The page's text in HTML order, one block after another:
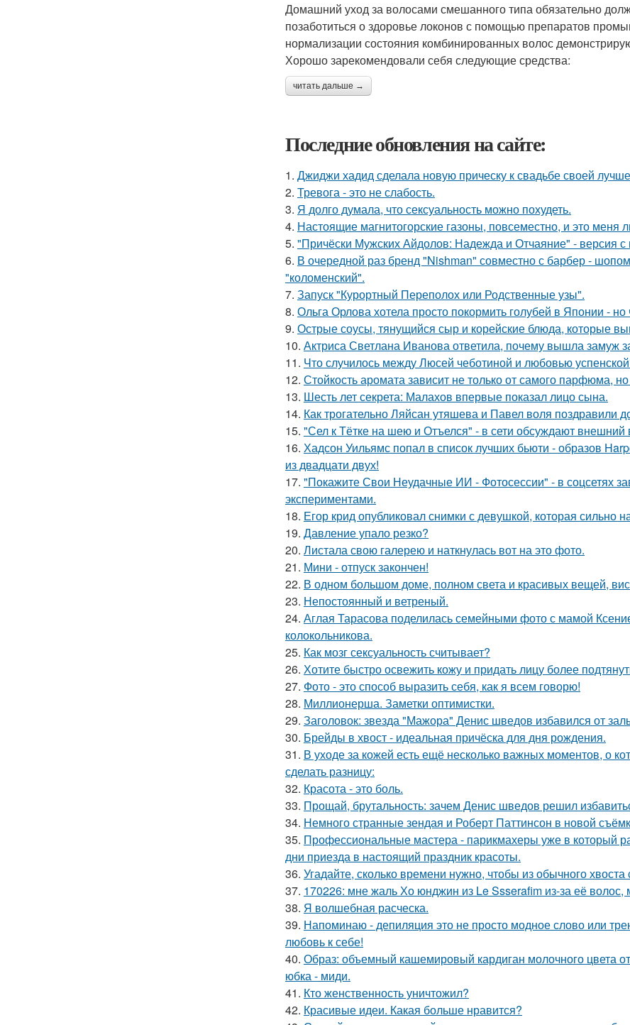
Домашний уход за волосами смешанного типа обязательно
позаботиться о здоровье локонов с помощью препаратов
нормализации состояния комбинированных волос
Хорошо зарекомендовали себя следующие средства:
читать дальше →
Последние обновления на сайте:
1. Джиджи хадид сделала новую прическу к свадьбе своей
2. Тревога - это не слабость.
3. Я долго думала, что сексуальность можно похудеть.
4. Настоящие магнитогорские газоны, повсеместно, и это меня
5. "Причёски Мужских Айдолов: Надежда и Отчаяние" - версия с
6. В очередной раз бренд "Nishman" совместно с барбер -
"коломенский".
7. Запуск "Курортный Переполох или Родственные узы".
8. Ольга Орлова хотела просто покормить голубей в Японии -
9. Острые соусы, тянущийся сыр и корейские блюда, которые
10. Актриса Светлана Иванова ответила, почему вышла замуж
11. Что случилось между Люсей чеботиной и любовью
12. Стойкость аромата зависит не только от самого парфюма,
13. Шесть лет секрета: Малахов впервые показал лицо сына.
14. Как трогательно Ляйсан утяшева и Павел воля поздравили
15. "Сел к Тётке на шею и Отъелся" - в сети обсуждают
16. Хадсон Уильямс попал в список лучших бьюти - образов
из двадцати двух!
17. "Покажите Свои Неудачные ИИ - Фотосессии" - в соцсетях
экспериментами.
18. Егор крид опубликовал снимки с девушкой, которая сильно
19. Давление упало резко?
20. Листала свою галерею и наткнулась вот на это фото.
21. Мини - отпуск закончен!
22. В одном большом доме, полном света и красивых вещей,
23. Непостоянный и ветреный.
24. Аглая Тарасова поделилась семейными фото с мамой
колокольникова.
25. Как мозг сексуальность считывает?
26. Хотите быстро освежить кожу и придать лицу более
27. Фото - это способ выразить себя, как я всем говорю!
28. Миллионерша. Заметки оптимистки.
29. Заголовок: звезда "Мажора" Денис шведов избавился от
30. Брейды в хвост - идеальная причёска для дня рождения.
31. В уходе за кожей есть ещё несколько важных моментов, о
сделать разницу:
32. Красота - это боль.
33. Прощай, брутальность: зачем Денис шведов решил
34. Немного странные зендая и Роберт Паттинсон в новой
35. Профессиональные мастера - парикмахеры уже в который
дни приезда в настоящий праздник красоты.
36. Угадайте, сколько времени нужно, чтобы из обычного хвоста
37. 170226: мне жаль Хо юнджин из Le Ssserafim из-за её волос,
38. Я волшебная расческа.
39. Напоминаю - депиляция это не просто модное слово или
любовь к себе!
40. Образ: объемный кашемировый кардиган молочного цвета
юбка - миди.
41. Кто женственность уничтожил?
42. Красивые идеи. Какая больше нравится?